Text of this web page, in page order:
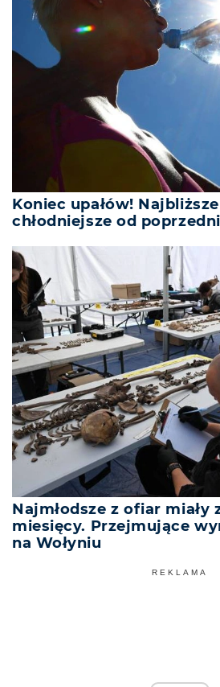
Koniec upałów!
chłodniejsze od
Najmłodsze z ofiar miały
miesięcy. Przejmujące
na Wołyniu
REKLAMA